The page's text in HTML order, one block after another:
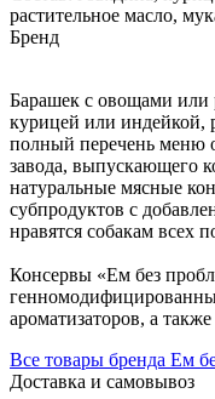
растительное масло,
Бренд
Барашек с овощами или
курицей или индейкой,
полный перечень меню
завода, выпускающего
натуральные мясные
субпродуктов с
нравятся собакам всех
Консервы «Ем без
ароматизаторов, а
Все товары бренда Ем
Доставка и самовывоз